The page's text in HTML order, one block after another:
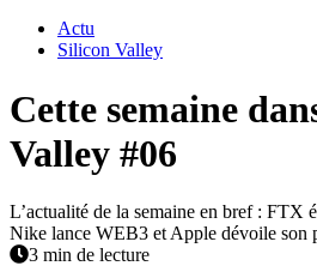
Actu
Silicon Valley
Cette semaine
Valley #06
L’actualité de la semaine en bref : FTX
Nike lance WEB3 et Apple dévoile son
3 min de lecture